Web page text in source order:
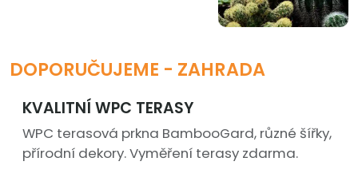
DOPORUČUJEME - ZAHRADA
KVALITNÍ WPC TERASY
WPC terasová prkna BambooGard, různé šířky,
přírodní dekory. Vyměření terasy zdarma.